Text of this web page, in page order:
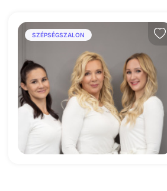
SZÉPSÉGSZALON